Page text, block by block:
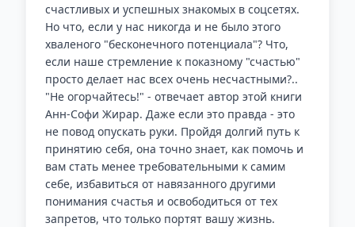
счастливых и успешных знакомых в соцсетях.
Но что, если у нас никогда и не было этого
хваленого "бесконечного потенциала"? Что,
если наше стремление к показному "счастью"
просто делает нас всех очень несчастными?..
"Не огорчайтесь!" - отвечает автор этой книги
Анн-Софи Жирар. Даже если это правда - это
не повод опускать руки. Пройдя долгий путь к
принятию себя, она точно знает, как помочь и
вам стать менее требовательными к самим
себе, избавиться от навязанного другими
понимания счастья и освободиться от тех
запретов, что только портят вашу жизнь.